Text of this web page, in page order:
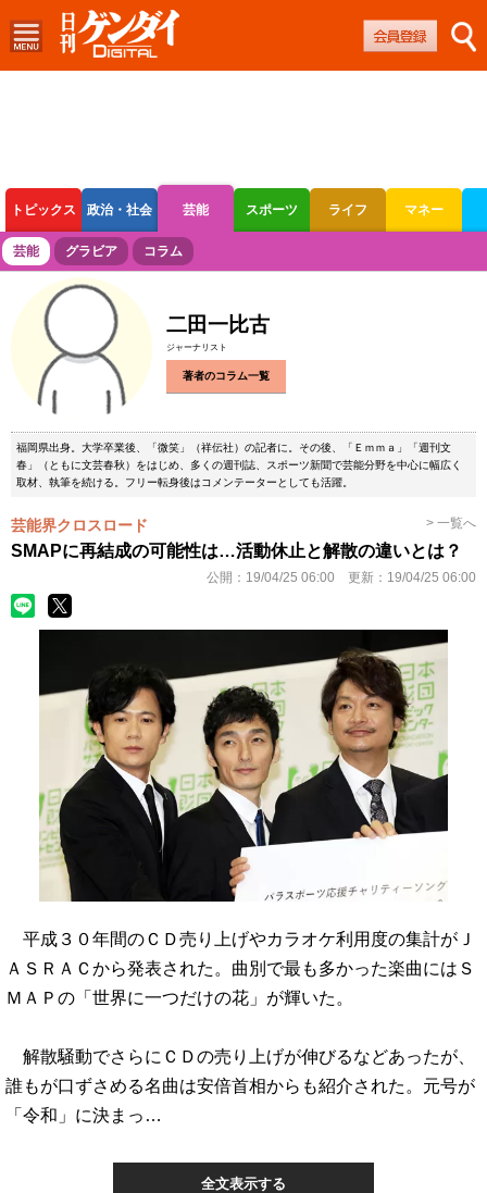
トピックス 政治・社会 芸能 スポーツ ライフ マネー
ボートレース 競輪 オートレース
芸能 グラビア コラム
二田一比古
ジャーナリスト
著者のコラム一覧
福岡県出身。大学卒業後、「微笑」（祥伝社）の記者に。その後、「Ｅｍｍａ」「週刊文
春」（ともに文芸春秋）をはじめ、多くの週刊誌、スポーツ新聞で芸能分野を中心に幅広く
取材、執筆を続ける。フリー転身後はコメンテーターとしても活躍。
芸能界クロスロード > 一覧へ
SMAPに再結成の可能性は…活動休止と解散の違いとは？
公開： 19/04/25 06:00 更新： 19/04/25 06:00
平成３０年間のＣＤ売り上げやカラオケ利用度の集計がＪ
ＡＳＲＡＣから発表された。曲別で最も多かった楽曲にはＳ
ＭＡＰの「世界に一つだけの花」が輝いた。
解散騒動でさらにＣＤの売り上げが伸びるなどあったが、
誰もが口ずさめる名曲は安倍首相からも紹介された。元号が
「令和」に決まっ…
全文表示する